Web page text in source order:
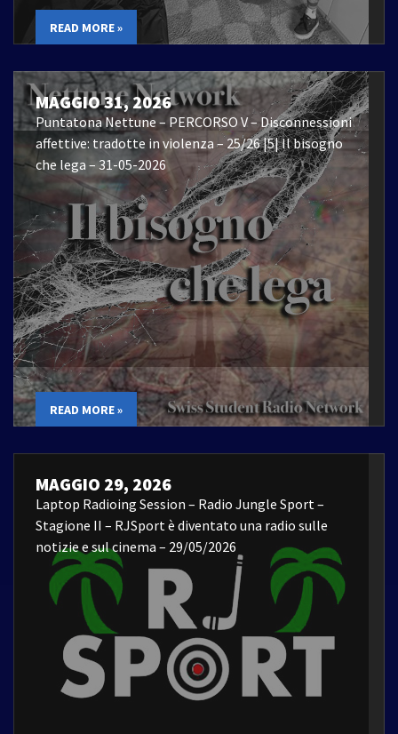
READ MORE »
MAGGIO 31, 2026
Puntatona Nettune – PERCORSO V – Disconnessioni
affettive: tradotte in violenza – 25/26 |5| Il bisogno
che lega – 31-05-2026
READ MORE »
MAGGIO 29, 2026
Laptop Radioing Session – Radio Jungle Sport –
Stagione II – RJSport è diventato una radio sulle
notizie e sul cinema – 29/05/2026